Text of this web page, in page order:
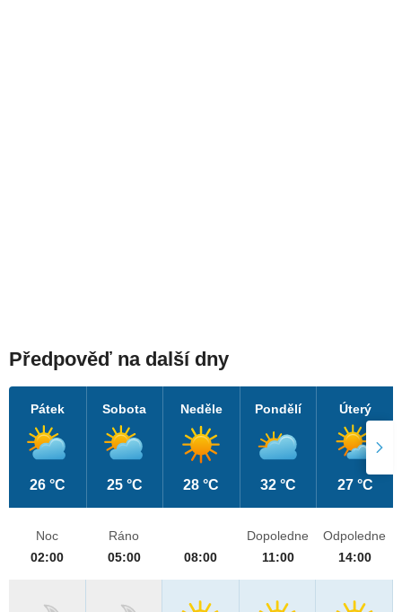
Předpověď na další dny
Pátek
26 °C
Sobota
25 °C
Neděle
28 °C
Pondělí
32 °C
Úterý
27 °C
Noc
02:00
Ráno
05:00
08:00
Dopoledne
11:00
Odpoledne
14:00